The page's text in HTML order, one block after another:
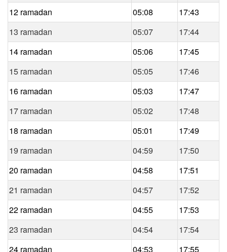
12 ramadan 05:08
17:43
13 ramadan
05:07
17:44
14 ramadan
05:06
17:45
15 ramadan
05:05
17:46
16 ramadan
05:03
17:47
17 ramadan
05:02
17:48
18 ramadan
05:01
17:49
19 ramadan
04:59
17:50
20 ramadan
04:58
17:51
21 ramadan
04:57
17:52
22 ramadan
04:55
17:53
23 ramadan
04:54
17:54
24 ramadan
04:53
17:55